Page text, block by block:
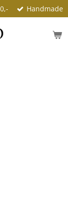
Handmade